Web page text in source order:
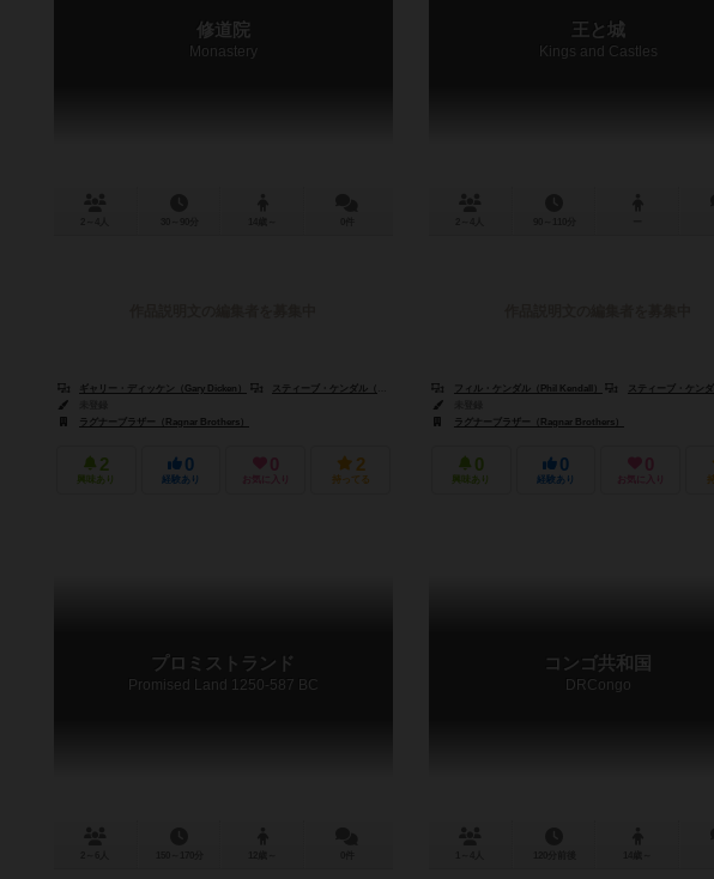
修道院
Monastery
ギャリー・ディッケン（Gary Dicken） スティーブ・ケンダル（Steve Kendall）
フィル・ケンダル（Phil Kendall）
ラグナーブラザー（Ragnar Brothers）
2
興味あり
0
経験あり
0
お気に入り
2
持ってる
王と城
Kings and Castles
フィル・ケンダル（Phil Kendall） スティーブ・ケンダル（
ラグナーブラザー（Ragnar Brothers）
0
興味あり
0
経験あり
0
お気に入り
プロミストランド
Promised Land 1250-587 BC
コンゴ共和国
DRCongo